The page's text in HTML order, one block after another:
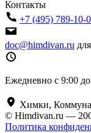
Контакты
+7 (495) 789-10-
doc@himdivan.ru
Ежедневно с 9:00
Химки,
© Himdivan.ru —
Политика